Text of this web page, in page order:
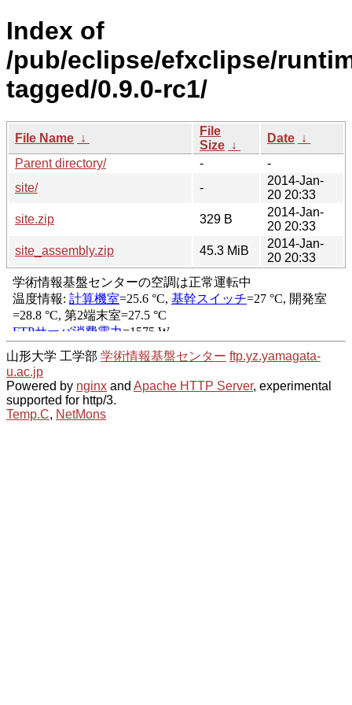
Index of
/pub/eclipse/efxclipse/
tagged/0.9.0-rc1/
File Name ↓
File
Size ↓
Date ↓
Parent directory/
-
-
site/
-
2014-Jan-
20 20:33
site.zip
329 B
2014-Jan-
20 20:33
site_assembly.zip
45.3 MiB
2014-Jan-
20 20:33
山形大学 工学部 学術情報基盤センター ftp.yz.yamagata-
u.ac.jp
Powered by nginx and Apache HTTP Server, experimental
supported for http/3.
Temp.C, NetMons